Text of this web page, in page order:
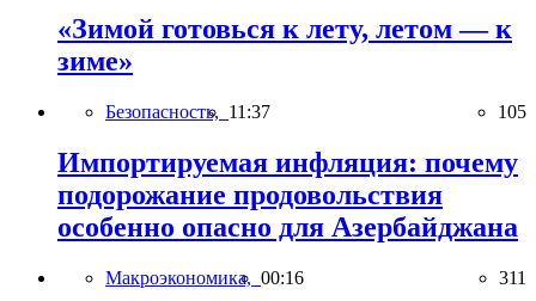
«Зимой готовься к лету, летом — к
зиме»
Безопасность, 11:37 105
Импортируемая инфляция: почему
подорожание продовольствия
особенно опасно для Азербайджана
Макроэкономика, 00:16 311